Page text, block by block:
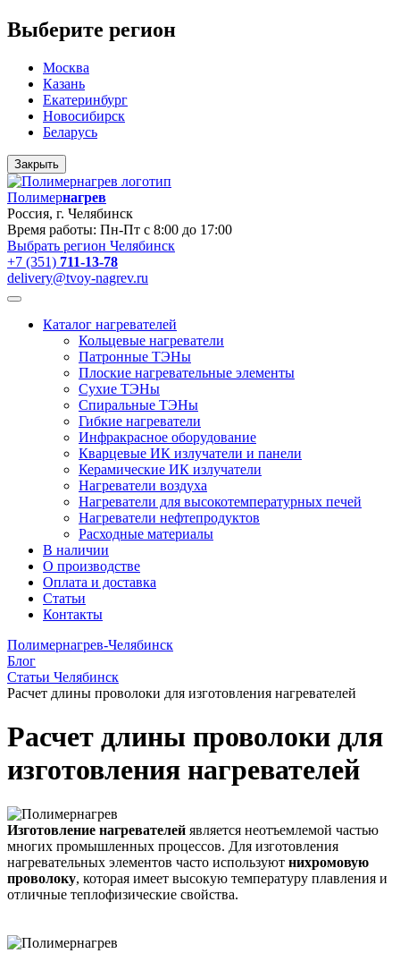
Выберите регион
Москва
Казань
Екатеринбург
Новосибирск
Беларусь
Закрыть
Полимернагрев
Россия, г. Челябинск
Время работы: Пн-Пт с 8:00 до 17:00
Выбрать регион Челябинск
+7 (351) 711-13-78
delivery@tvoy-nagrev.ru
Каталог нагревателей
Кольцевые нагреватели
Патронные ТЭНы
Плоские нагревательные элементы
Сухие ТЭНы
Спиральные ТЭНы
Гибкие нагреватели
Инфракрасное оборудование
Кварцевые ИК излучатели и панели
Керамические ИК излучатели
Нагреватели воздуха
Нагреватели для высокотемпературных печей
Нагреватели нефтепродуктов
Расходные материалы
В наличии
О производстве
Оплата и доставка
Статьи
Контакты
Полимернагрев-Челябинск
Блог
Статьи Челябинск
Расчет длины проволоки для изготовления нагревателей
Расчет длины проволоки для
изготовления нагревателей
Изготовление нагревателей является неотъемлемой частью
многих промышленных процессов. Для изготовления
нагревательных элементов часто используют нихромовую
проволоку, которая имеет высокую температуру плавления и
отличные теплофизические свойства.